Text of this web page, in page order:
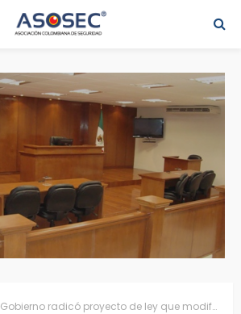
Gobierno radicó proyecto de ley que modifica el arancel judicia (Texto proyecto de ley adjunto)